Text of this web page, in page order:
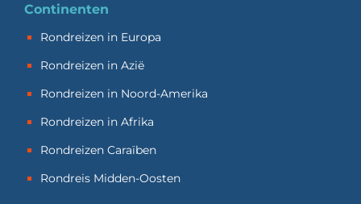
Continenten
Rondreizen in Europa
Rondreizen in Azië
Rondreizen in Noord-Amerika
Rondreizen in Afrika
Rondreizen Caraïben
Rondreis Midden-Oosten